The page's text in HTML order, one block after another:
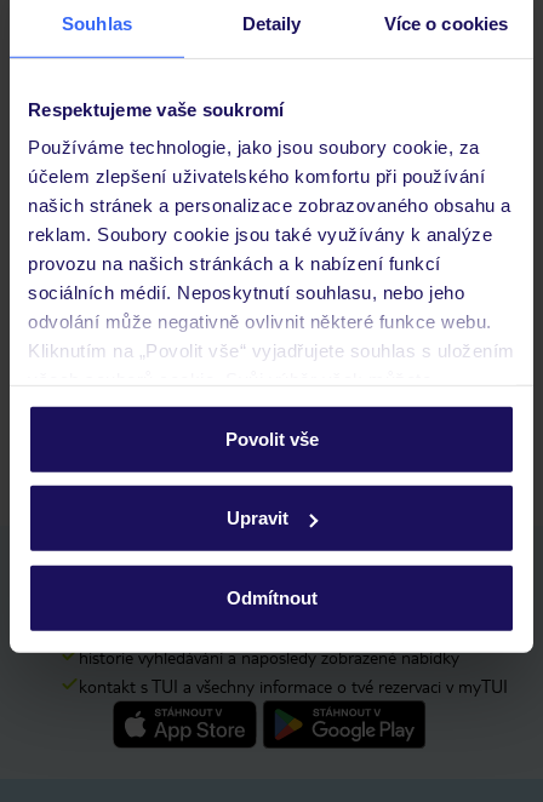
Souhlas Detaily Více o cookies
Respektujeme vaše soukromí
Používáme technologie, jako jsou soubory cookie, za
účelem zlepšení uživatelského komfortu při používání
našich stránek a personalizace zobrazovaného obsahu a
reklam. Soubory cookie jsou také využívány k analýze
provozu na našich stránkách a k nabízení funkcí
sociálních médií. Neposkytnutí souhlasu, nebo jeho
odvolání může negativně ovlivnit některé funkce webu.
Kliknutím na „Povolit vše“ vyjadřujete souhlas s uložením
personalizovat v sekci „Personalizace“.
Podrobné informace o souborech cookie naleznete v
ochrany osobních údajů.
Povolit vše
Upravit
Odmítnout
Důležité informace
Často kladené otázky
Jaké doklady jsou potřebné při cestování?
Budeme ubytováni ihned po příjezdu do hotelu?
Kam jít po přistání a vyzvednutí zavazadel?
Stáhněte si bezplatnou aplikaci TUI
rychlé vyhledávání a prohlížení nabídek
seznam oblíbených nabídek a možnost jejich sdílení
historie vyhledávání a naposledy zobrazené nabídky
kontakt s TUI a všechny informace o tvé rezervaci v myTUI